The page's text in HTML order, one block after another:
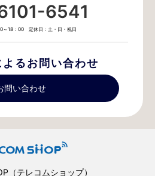
6541
～18：00 定休日：土・日・祝日
るお問い合わせ
問い合わせ
（テレコムショップ）